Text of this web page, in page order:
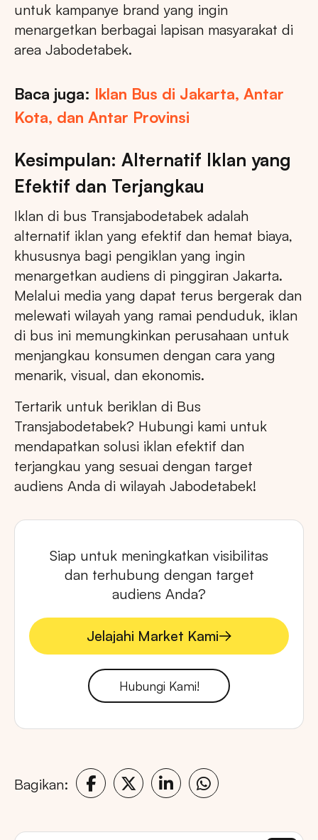
untuk kampanye brand yang ingin
menargetkan berbagai lapisan masyarakat di
area Jabodetabek.
Baca juga: Iklan Bus di Jakarta, Antar
Kota, dan Antar Provinsi
Kesimpulan: Alternatif Iklan yang
Efektif dan Terjangkau
Iklan di bus Transjabodetabek adalah
alternatif iklan yang efektif dan hemat biaya,
khususnya bagi pengiklan yang ingin
menargetkan audiens di pinggiran Jakarta.
Melalui media yang dapat terus bergerak dan
melewati wilayah yang ramai penduduk, iklan
di bus ini memungkinkan perusahaan untuk
menjangkau konsumen dengan cara yang
menarik, visual, dan ekonomis.
Tertarik untuk beriklan di Bus
Transjabodetabek? Hubungi kami untuk
mendapatkan solusi iklan efektif dan
terjangkau yang sesuai dengan target
audiens Anda di wilayah Jabodetabek!
Siap untuk meningkatkan visibilitas
dan terhubung dengan target
audiens Anda?
Jelajahi Market Kami
Jelajahi Market Kami
Hubungi Kami!
Bagikan: